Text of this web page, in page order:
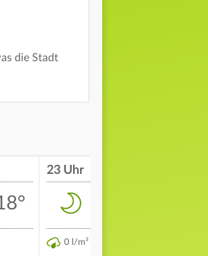
die Stadt
23 Uhr
0 l/m² | 0%